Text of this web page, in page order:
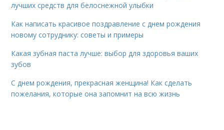
лучших средств для белоснежной улыбки
Как написать красивое поздравление с днем рождения
новому сотруднику: советы и примеры
Какая зубная паста лучше: выбор для здоровья ваших
зубов
С днем рождения, прекрасная женщина! Как сделать
пожелания, которые она запомнит на всю жизнь